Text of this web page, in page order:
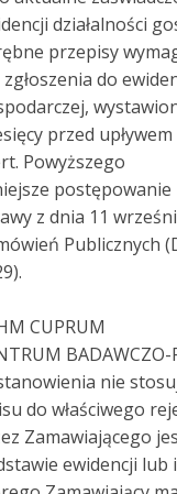
działalności
przepisy
do
przed
Powyższego
z dnia 11
Publicznych
CUPRUM
BADAWCZO-
nie
do właściwego
Zamawiającego
ewidencji